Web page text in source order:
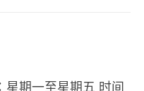
星期一至星期五 时间